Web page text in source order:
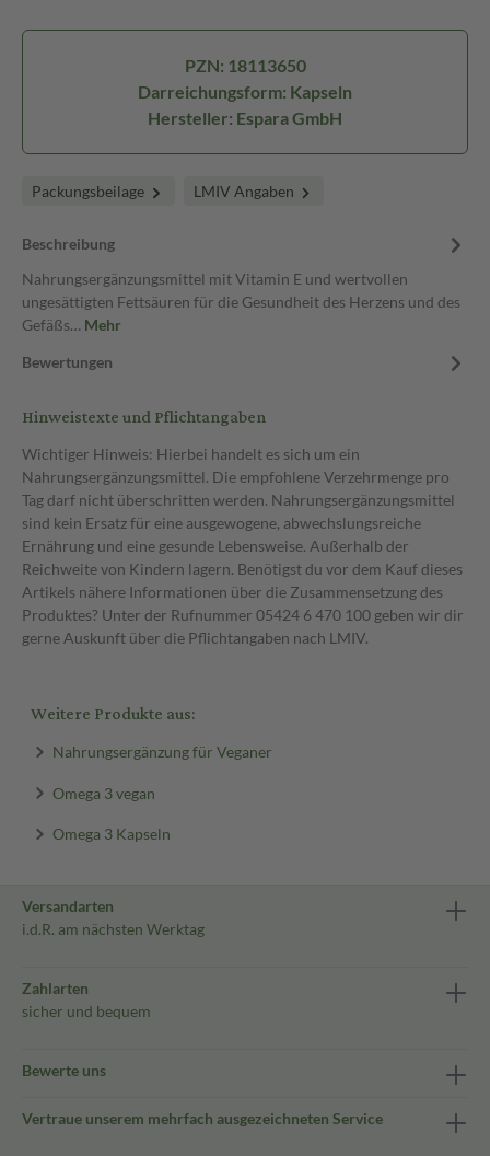
PZN: 18113650
Darreichungsform: Kapseln
Hersteller: Espara GmbH
Packungsbeilage LMIV Angaben
Beschreibung
Nahrungsergänzungsmittel mit Vitamin E und wertvollen
ungesättigten Fettsäuren für die Gesundheit des Herzens und des
Gefäßs… Mehr
Bewertungen
Hinweistexte und Pflichtangaben
Wichtiger Hinweis: Hierbei handelt es sich um ein
Nahrungsergänzungsmittel. Die empfohlene Verzehrmenge pro
Tag darf nicht überschritten werden. Nahrungsergänzungsmittel
sind kein Ersatz für eine ausgewogene, abwechslungsreiche
Ernährung und eine gesunde Lebensweise. Außerhalb der
Reichweite von Kindern lagern. Benötigst du vor dem Kauf dieses
Artikels nähere Informationen über die Zusammensetzung des
Produktes? Unter der Rufnummer 05424 6 470 100 geben wir dir
gerne Auskunft über die Pflichtangaben nach LMIV.
Weitere Produkte aus:
Nahrungsergänzung für Veganer
Omega 3 vegan
Omega 3 Kapseln
Versandarten
i.d.R. am nächsten Werktag
Zahlarten
sicher und bequem
Bewerte uns
Vertraue unserem mehrfach ausgezeichneten Service